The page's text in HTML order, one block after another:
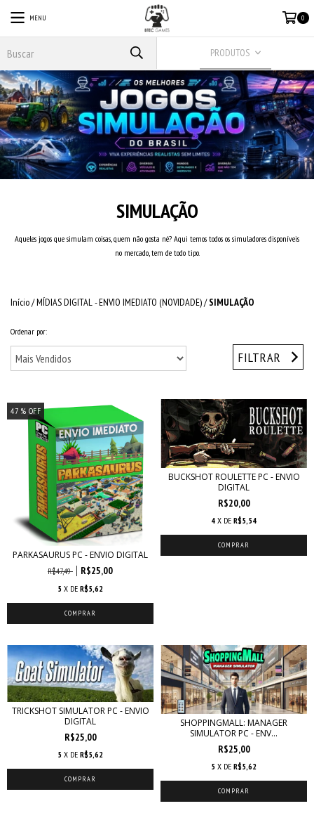
MENU 0
PRODUTOS
SIMULAÇÃO
Aqueles jogos que simulam coisas, quem não gosta né? Aqui temos todos os simuladores disponíveis
no mercado, tem de todo tipo.
Início/MÍDIAS DIGITAL - ENVIO IMEDIATO (NOVIDADE)/ SIMULAÇÃO
Ordenar por:
FILTRAR
47% OFF
PARKASAURUS PC - ENVIO DIGITAL
R$47,49 R$25,00
5 X DE R$5,62
BUCKSHOT ROULETTE PC - ENVIO
DIGITAL
R$20,00
4 X DE R$5,54
TRICKSHOT SIMULATOR PC - ENVIO
DIGITAL
R$25,00
5 X DE R$5,62
SHOPPINGMALL: MANAGER
SIMULATOR PC - ENV...
R$25,00
5 X DE R$5,62